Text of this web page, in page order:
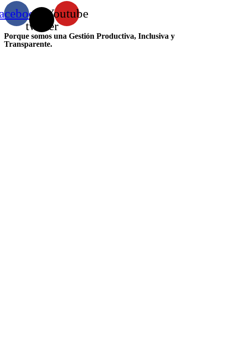
X-
twitter
Youtube
Porque somos una Gestión Productiva, Inclusiva y
Transparente.